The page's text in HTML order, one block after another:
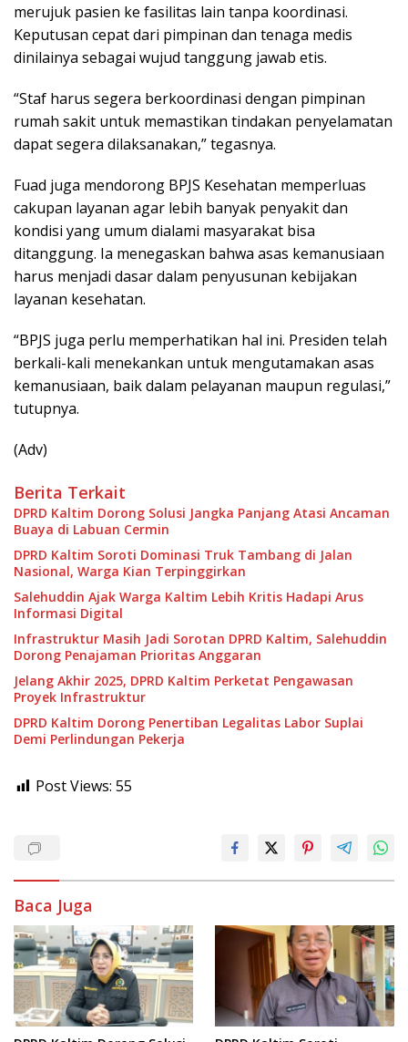
merujuk pasien ke fasilitas lain tanpa koordinasi.
Keputusan cepat dari pimpinan dan tenaga medis
dinilainya sebagai wujud tanggung jawab etis.
“Staf harus segera berkoordinasi dengan pimpinan
rumah sakit untuk memastikan tindakan penyelamatan
dapat segera dilaksanakan,” tegasnya.
Fuad juga mendorong BPJS Kesehatan memperluas
cakupan layanan agar lebih banyak penyakit dan
kondisi yang umum dialami masyarakat bisa
ditanggung. Ia menegaskan bahwa asas kemanusiaan
harus menjadi dasar dalam penyusunan kebijakan
layanan kesehatan.
“BPJS juga perlu memperhatikan hal ini. Presiden telah
berkali-kali menekankan untuk mengutamakan asas
kemanusiaan, baik dalam pelayanan maupun regulasi,”
tutupnya.
(Adv)
Berita Terkait
DPRD Kaltim Dorong Solusi Jangka Panjang Atasi Ancaman
Buaya di Labuan Cermin
DPRD Kaltim Soroti Dominasi Truk Tambang di Jalan
Nasional, Warga Kian Terpinggirkan
Salehuddin Ajak Warga Kaltim Lebih Kritis Hadapi Arus
Informasi Digital
Infrastruktur Masih Jadi Sorotan DPRD Kaltim, Salehuddin
Dorong Penajaman Prioritas Anggaran
Jelang Akhir 2025, DPRD Kaltim Perketat Pengawasan
Proyek Infrastruktur
DPRD Kaltim Dorong Penertiban Legalitas Labor Suplai
Demi Perlindungan Pekerja
Post Views: 55
Baca Juga